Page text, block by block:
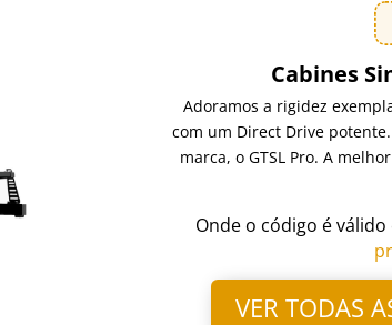
Cabines
Adoramos a rigidez
com um Direct Drive
marca, o GTSL Pro. A
Onde o código é
VER TODAS